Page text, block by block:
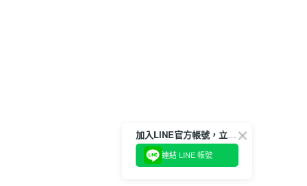
加入LINE官方帳號，立即獲得$100購物金!
連結 LINE 帳號